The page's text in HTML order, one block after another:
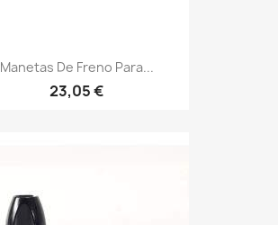
Manetas De Freno Para...
23,05 €